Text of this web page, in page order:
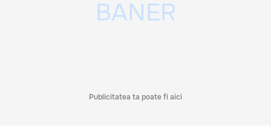
Publicitatea ta poate fi aici